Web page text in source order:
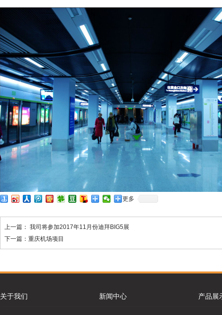
更多
上一篇： 我司将参加2017年11月份迪拜BIG5展
下一篇： 重庆机场项目
关于我们 新闻中心 产品展